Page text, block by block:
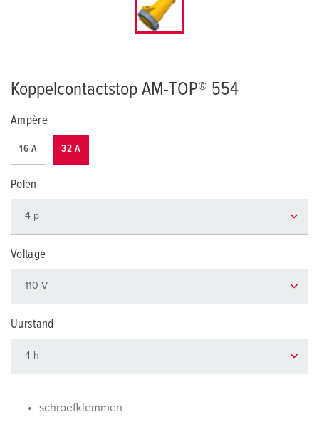
Koppelcontactstop AM-TOP® 554
Ampère
16 A 32 A
Polen
Voltage
Uurstand
schroefklemmen